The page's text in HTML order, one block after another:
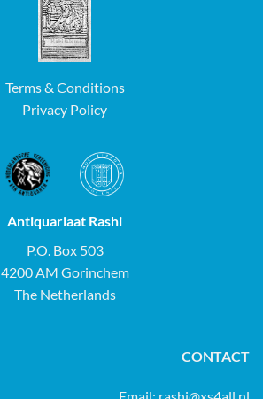
Terms & Conditions
Privacy Policy
Antiquariaat Rashi
P.O. Box 503
4200 AM Gorinchem
The Netherlands
CONTACT